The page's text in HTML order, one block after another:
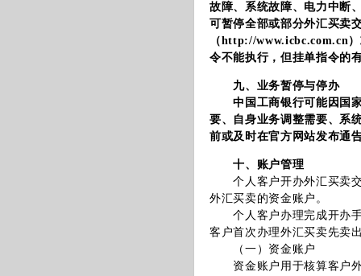
故障、系统故障、电力中断
可暂停全部或部分外汇买卖
（http://www.icbc.com.cn
令不能执行，但挂单指令的
九、业务暂停与停办
中国工商银行可能因国
要、自身业务调整需要、系
前或及时在官方网站发布通
十、账户管理
个人客户开办外汇买卖交
外汇买卖的资金账户。
个人客户办理完成开办手
客户首次办理外汇买卖先卖
（一）资金账户
资金账户用于核算客户外